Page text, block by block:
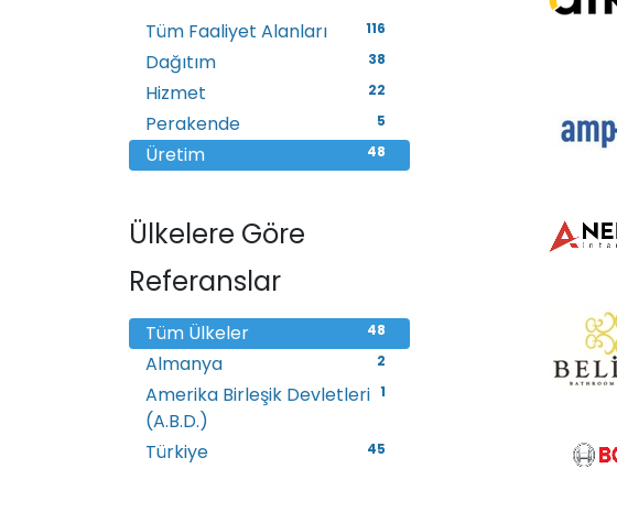
116
Tüm Faaliyet Alanları
38
Dağıtım
22
Hizmet
5
Perakende
48
Üretim
Ülkelere Göre
Referanslar
48
Tüm Ülkeler
2
Almanya
1
Amerika Birleşik Devletleri
(A.B.D.)
45
Türkiye